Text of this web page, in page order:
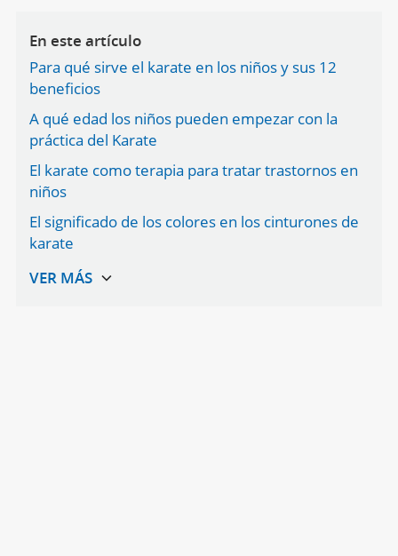
En este artículo
Para qué sirve el karate en los niños y sus 12
beneficios
A qué edad los niños pueden empezar con la
práctica del Karate
El karate como terapia para tratar trastornos en
niños
El significado de los colores en los cinturones de
karate